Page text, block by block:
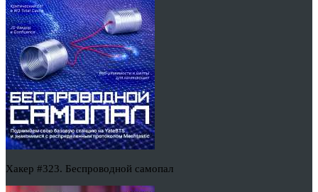
Хакер #323. Беспроводной самопал